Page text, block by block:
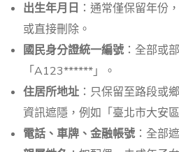
出生年月日 ：通常僅保留年份
或直接刪除。
國民身分證統一編號 ：全部或
「A123******」。
住居所地址 ：只保留至路段或
資訊遮隱，例如「臺北市大安
電話、車牌、金融帳號 ：全部